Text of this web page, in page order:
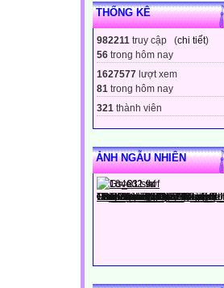
THỐNG KÊ
982211 truy cập (chi tiết)
56 trong hôm nay
1627577 lượt xem
81 trong hôm nay
321 thành viên
ẢNH NGẪU NHIÊN